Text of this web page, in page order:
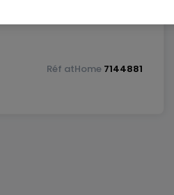
Réf atHome 7144881